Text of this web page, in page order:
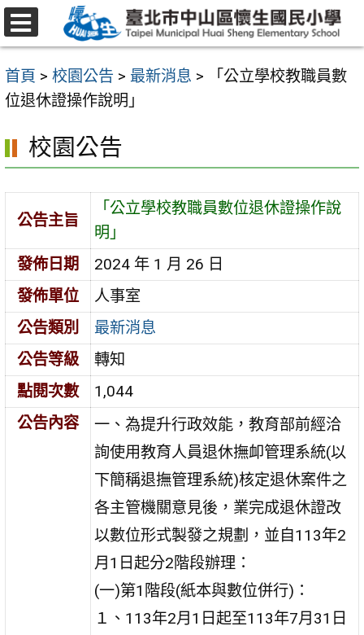
跳
至
要
內
區
首頁 > 校園公告 > 最新消息 >
「公立學校教職員數
位退休證操作說明」
校園公告
公告主旨
「公立學校教職員數位退休證操作說
明」
發佈日期
2024 年 1 月 26 日
發佈單位
人事室
公告類別
最新消息
公告等級
轉知
點閱次數
1,044
公告內容
一、為提升行政效能，教育部前經洽
詢使用教育人員退休撫卹管理系統(以
下簡稱退撫管理系統)核定退休案件之
各主管機關意見後，業完成退休證改
以數位形式製發之規劃，並自113年2
月1日起分2階段辦理：
(一)第1階段(紙本與數位併行)：
１、113年2月1日起至113年7月31日
選
單